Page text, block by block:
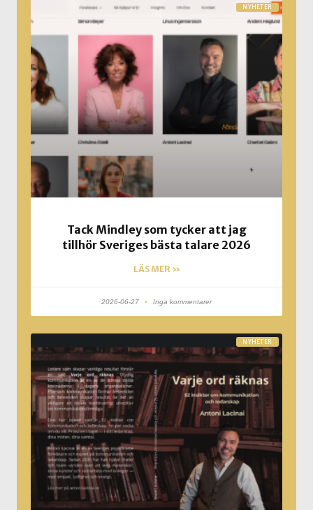
NYHETER
Tack Mindley som tycker att jag
tillhör Sveriges bästa talare 2026
LÄS MER »
2026-06-27 Inga kommentarer
NYHETER